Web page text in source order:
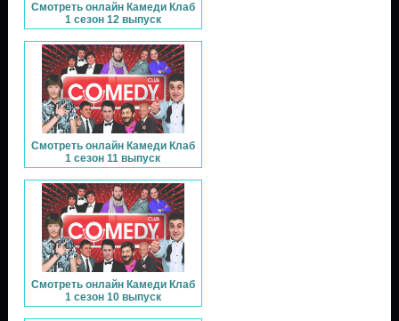
Смотреть онлайн Камеди Клаб
1 сезон 12 выпуск
Смотреть онлайн Камеди Клаб
1 сезон 11 выпуск
Смотреть онлайн Камеди Клаб
1 сезон 10 выпуск